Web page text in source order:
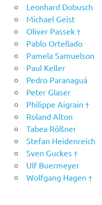
Leonhard Dobusch
Michael Geist
Oliver Passek †
Pablo Ortellado
Pamela Samuelson
Paul Keller
Pedro Paranaguá
Peter Glaser
Philippe Aigrain †
Roland Alton
Tabea Rößner
Stefan Heidenreich
Sven Guckes †
Ulf Buermeyer
Wolfgang Hagen †